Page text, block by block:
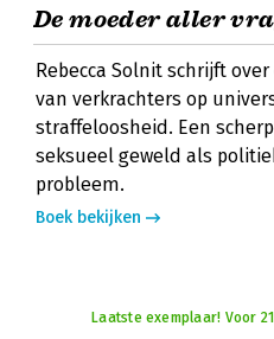
De moeder aller
Rebecca Solnit schrijft
van verkrachters op
straffeloosheid. Een
seksueel geweld als
probleem.
Boek bekijken
Laatste exemplaar! Voor